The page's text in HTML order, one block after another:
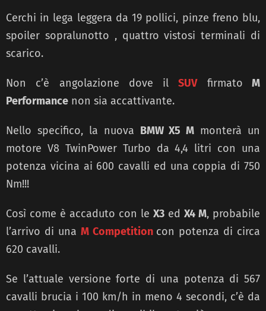
Cerchi in lega leggera da 19 pollici, pinze freno blu,
spoiler sopralunotto , quattro vistosi terminali di
scarico.
Non c’è angolazione dove ilSUVfirmato M
Performance non sia accattivante.
Nello specifico, la nuova BMW X5 M monterà un
motore V8 TwinPower Turbo da 4,4 litri con una
potenza vicina ai 600 cavalli ed una coppia di 750
Nm!!!
Così come è accaduto con le X3 ed X4 M, probabile
l’arrivo di una M Competition con potenza di circa
620 cavalli.
Se l’attuale versione forte di una potenza di 567
cavalli brucia i 100 km/h in meno 4 secondi, c’è da